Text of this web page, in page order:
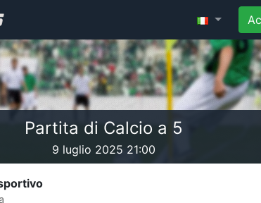
Partita di Calcio a 5
9 luglio 2025 21:00